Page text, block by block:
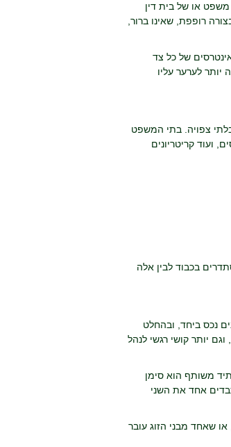
משפט או של בית דין
רופפת, שאינו ברור,
של כל צד
לערער עליו
צפויה. בתי המשפט
ועוד קריטריונים
בכבוד לבין אלה
נכס ביחד, ובהחלט
יותר קושי רגשי לנהל
משותף הוא סימן
אחד את השני
שאחד מבני הזוג עובר